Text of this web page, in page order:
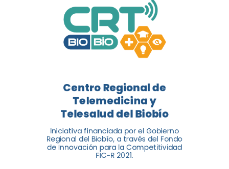
LOGROS
DE CRT
BIOBÍO
El Centro Regional de
Telemedicina y Telesalud del
Biobío presenta el balance de
tres años acercando la salud
digital a los habitantes...
Centro Regional de
Telemedicina y
Telesalud del Biobío
Iniciativa financiada por el Gobierno
Regional del Biobío, a través del Fondo
de Innovación para la Competitividad
FIC-R 2021.